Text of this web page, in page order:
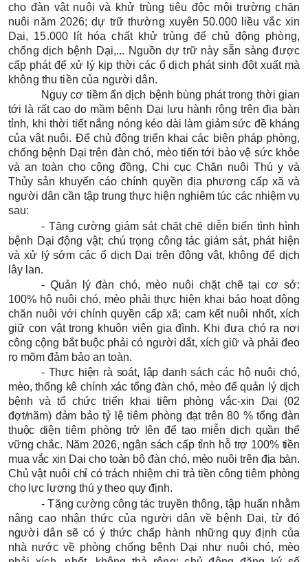
cho đàn vật nuôi và khử trùng tiêu độc môi trường chăn
nuôi năm 2026; dự trữ thường xuyên 50.000 liều vắc xin
Dại, 15.000 lít hóa chất khử trùng để chủ động phòng,
chống dịch bệnh Dại,... Nguồn dự trữ này sẵn sàng được
cấp phát để xử lý kịp thời các ổ dịch phát sinh đột xuất mà
không thu tiền của người dân.
Nguy cơ tiềm ẩn dịch bệnh bùng phát trong thời gian
tới là rất cao do mầm bệnh Dại lưu hành rộng trên địa bàn
tỉnh, khi thời tiết nắng nóng kéo dài làm giảm sức đề kháng
của vật nuôi. Để chủ động triển khai các biện pháp phòng,
chống bệnh Dại trên đàn chó, mèo tiến tới bảo vệ sức khỏe
và an toàn cho cộng đồng, Chi cục Chăn nuôi Thú y và
Thủy sản khuyến cáo chính quyền địa phương cấp xã và
người dân cần tập trung thực hiện nghiêm túc các nhiệm vụ
sau:
- Tăng cường giám sát chặt chẽ diễn biến tình hình
bệnh Dại động vật; chú trọng công tác giám sát, phát hiện
và xử lý sớm các ổ dịch Dại trên động vật, không để dịch
lây lan.
- Quản lý đàn chó, mèo nuôi chặt chẽ tại cơ sở:
100% hộ nuôi chó, mèo phải thực hiện khai báo hoạt động
chăn nuôi với chính quyền cấp xã; cam kết nuôi nhốt, xích
giữ con vật trong khuôn viên gia đình. Khi đưa chó ra nơi
công cộng bắt buộc phải có người dắt, xích giữ và phải đeo
rọ mõm đảm bảo an toàn.
- Thực hiện rà soát, lập danh sách các hộ nuôi chó,
mèo, thống kê chính xác tổng đàn chó, mèo để quản lý dịch
bệnh và tổ chức triển khai tiêm phòng vắc-xin Dại (02
đợt/năm) đảm bảo tỷ lệ tiêm phòng đạt trên 80 % tổng đàn
thuộc diện tiêm phòng trở lên để tạo miễn dịch quần thể
vững chắc. Năm 2026, ngân sách cấp tỉnh hỗ trợ 100% tiền
mua vắc xin Dại cho toàn bộ đàn chó, mèo nuôi trên địa bàn.
Chủ vật nuôi chỉ có trách nhiệm chi trả tiền công tiêm phòng
cho lực lượng thú y theo quy định.
- Tăng cường công tác truyền thông, tập huấn nhằm
nâng cao nhận thức của người dân về bệnh Dại, từ đó
người dân sẽ có ý thức chấp hành những quy định của
nhà nước về phòng chống bệnh Dại như nuôi chó, mèo